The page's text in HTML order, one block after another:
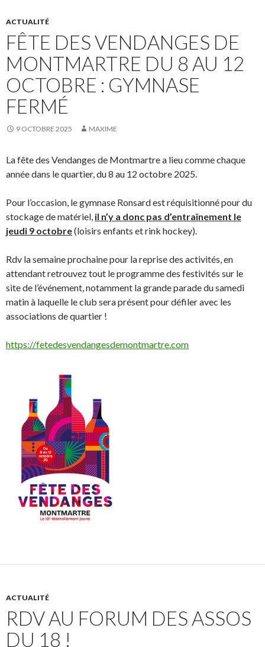
ACTUALITÉ
FÊTE DES VENDANGES DE
MONTMARTRE DU 8 AU 12
OCTOBRE : GYMNASE
FERMÉ
9 OCTOBRE 2025 MAXIME
La fête des Vendanges de Montmartre a lieu comme chaque
année dans le quartier, du 8 au 12 octobre 2025.
Pour l’occasion, le gymnase Ronsard est réquisitionné pour du
stockage de matériel, il n’y a donc pas d’entraînement le
jeudi 9 octobre(loisirs enfants et rink hockey).
Rdv la semaine prochaine pour la reprise des activités, en
attendant retrouvez tout le programme des festivités sur le
site de l’événement, notamment la grande parade du samedi
matin à laquelle le club sera présent pour défiler avec les
associations de quartier !
https://fetedesvendangesdemontmartre.com
ACTUALITÉ
RDV AU FORUM DES ASSOS
DU 18 !